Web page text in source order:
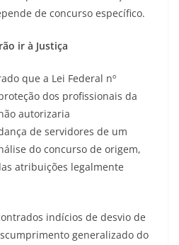
de concurso específico.
ir à Justiça
que a Lei Federal nº
dos profissionais da
autorizaria
de servidores de um
do concurso de origem,
atribuições legalmente
indícios de desvio de
generalizado do